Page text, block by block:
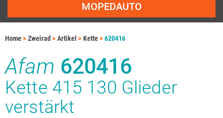
MOPEDAUTO
Home Zweirad Artikel Kette 620416
Afam 620416
Kette 415 130 Glieder
verstärkt